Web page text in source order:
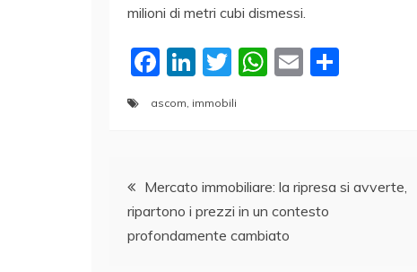
milioni di metri cubi dismessi.
F
c
b
o
o
Li
k
dI
n
T
w
itt
W
A
p
p
E
vi
ascom immobili
Navigazione
articoli
Mercato immobiliare: la ripresa si avverte,
ripartono i prezzi in un contesto
profondamente cambiato